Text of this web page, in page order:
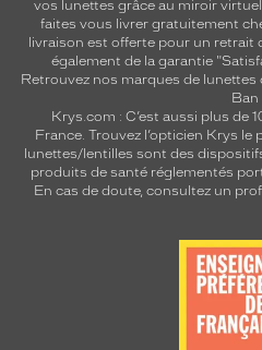
vos lunettes grâce au miroir
faites vous livrer gratuitement
livraison est offerte pour un retrait
également de la garantie
Retrouvez nos marques de lunettes
Ban
Krys.com : C’est aussi plus de
France. Trouvez l’opticien Krys le
lunettes/lentilles sont des
produits de santé réglementés
En cas de doute, consultez un